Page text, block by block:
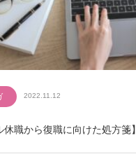
2022.11.12
休職から復職に向けた処方箋】